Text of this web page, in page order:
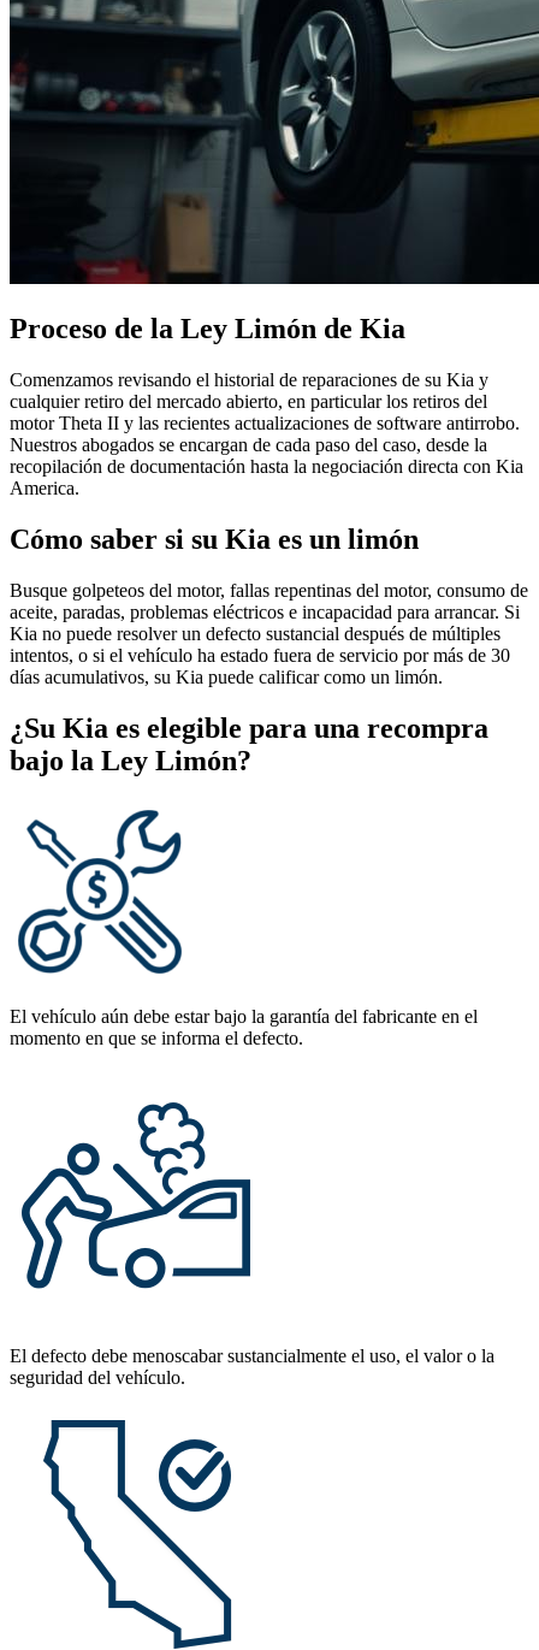
Proceso de la Ley Limón de Kia
Comenzamos revisando el historial de reparaciones de su Kia y
cualquier retiro del mercado abierto, en particular los retiros del
motor Theta II y las recientes actualizaciones de software antirrobo.
Nuestros abogados se encargan de cada paso del caso, desde la
recopilación de documentación hasta la negociación directa con Kia
America.
Cómo saber si su Kia es un limón
Busque golpeteos del motor, fallas repentinas del motor, consumo de
aceite, paradas, problemas eléctricos e incapacidad para arrancar. Si
Kia no puede resolver un defecto sustancial después de múltiples
intentos, o si el vehículo ha estado fuera de servicio por más de 30
días acumulativos, su Kia puede calificar como un limón.
¿Su Kia es elegible para una recompra
bajo la Ley Limón?
El vehículo aún debe estar bajo la garantía del fabricante en el
momento en que se informa el defecto.
El defecto debe menoscabar sustancialmente el uso, el valor o la
seguridad del vehículo.